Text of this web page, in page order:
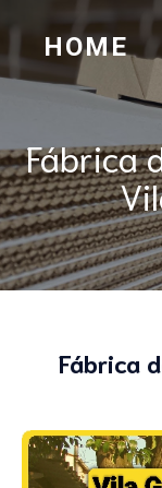
HOME
Fábrica
Fábrica